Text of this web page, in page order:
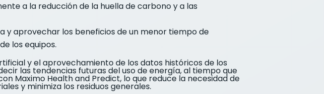
a la reducción de la huella de carbono y a las
y aprovechar los beneficios de un menor tiempo de
los equipos.
y el aprovechamiento de los datos históricos de los
las tendencias futuras del uso de energía, al tiempo que
Maximo Health and Predict, lo que reduce la necesidad de
y minimiza los residuos generales.